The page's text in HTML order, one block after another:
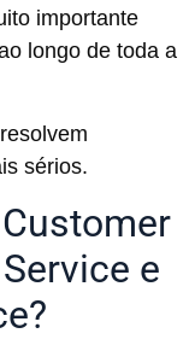
importante
longo de toda a
sérios.
e